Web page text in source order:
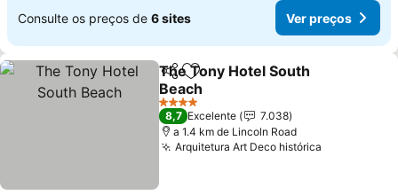
Consulte os preços de 6 sites Ver preços
PartilharAdicionar aos favoritos
The Tony Hotel South
Beach
4 Estrelas
8,7 Excelente
7.038
a 1.4 km de Lincoln Road
Arquitetura Art Deco histórica